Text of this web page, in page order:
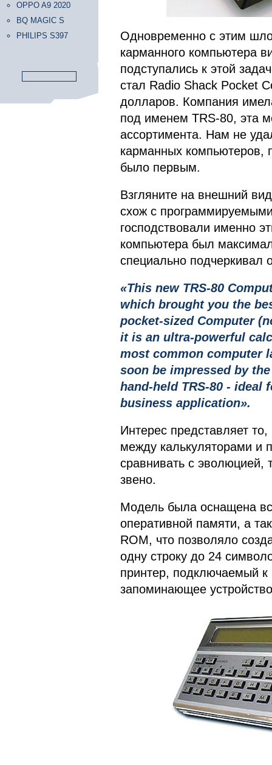
OPPO A9 2020
BQ MAGIC S
PHILIPS S397
Одновременно с этим
карманного компьютера
подступались к этой
стал Radio Shack Pocket
долларов. Компания
под именем TRS-80, эта
ассортимента. Нам не
карманных компьютеров,
было первым.
Взгляните на внешний
схож с
господствовали именно
компьютера был
специально подчеркивал
«This new TRS-80
which brought you the
pocket-sized Computer
it is an ultra-powerful
most common computer
soon be impressed by
hand-held TRS-80 - ideal
business application».
Интерес представляет
между калькуляторами
сравнивать с эволюцией,
звено.
Модель была оснащена
оперативной памяти, а
ROM, что позволяло
одну строку до 24
принтер, подключаемый к
запоминающее